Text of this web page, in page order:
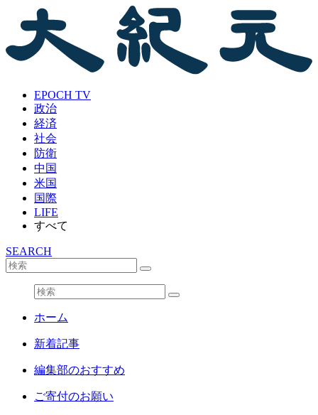
EPOCH TV
政治
経済
社会
防衛
中国
米国
国際
LIFE
すべて
SEARCH
ホーム
新着記事
編集部のおすすめ
ご寄付のお願い